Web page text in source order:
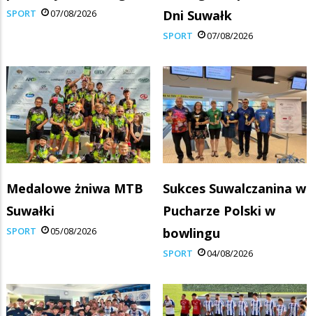
SPORT 07/08/2026
Dni Suwałk
SPORT 07/08/2026
Medalowe żniwa MTB
Suwałki
SPORT 05/08/2026
Sukces Suwalczanina w
Pucharze Polski w
bowlingu
SPORT 04/08/2026